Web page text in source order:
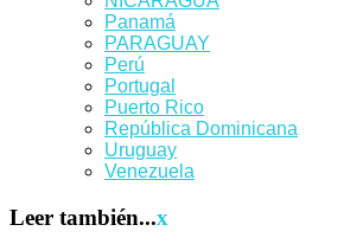
Panamá
PARAGUAY
Perú
Portugal
Puerto Rico
República Dominicana
Uruguay
Venezuela
Leer también...x